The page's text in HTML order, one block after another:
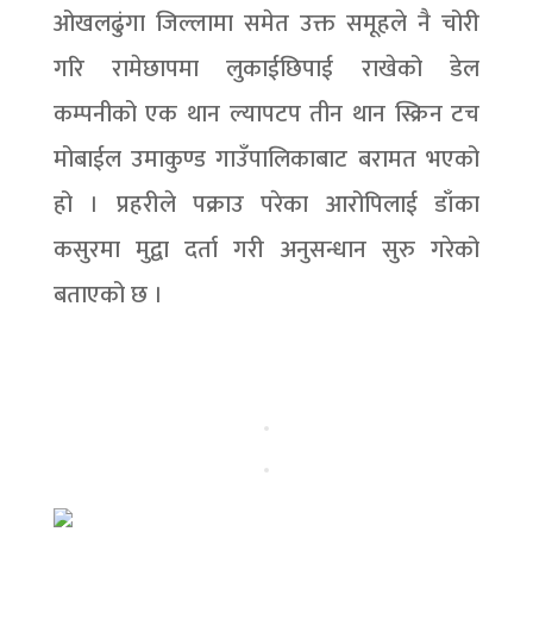
ओखलढुंगा जिल्लामा समेत उक्त समूहले नै चोरी
गरि रामेछापमा लुकाईछिपाई राखेको डेल
कम्पनीको एक थान ल्यापटप तीन थान स्क्रिन टच
मोबाईल उमाकुण्ड गाउँपालिकाबाट बरामत भएको
हो । प्रहरीले पक्राउ परेका आरोपिलाई डाँका
कसुरमा मुद्वा दर्ता गरी अनुसन्धान सुरु गरेको
बताएको छ ।